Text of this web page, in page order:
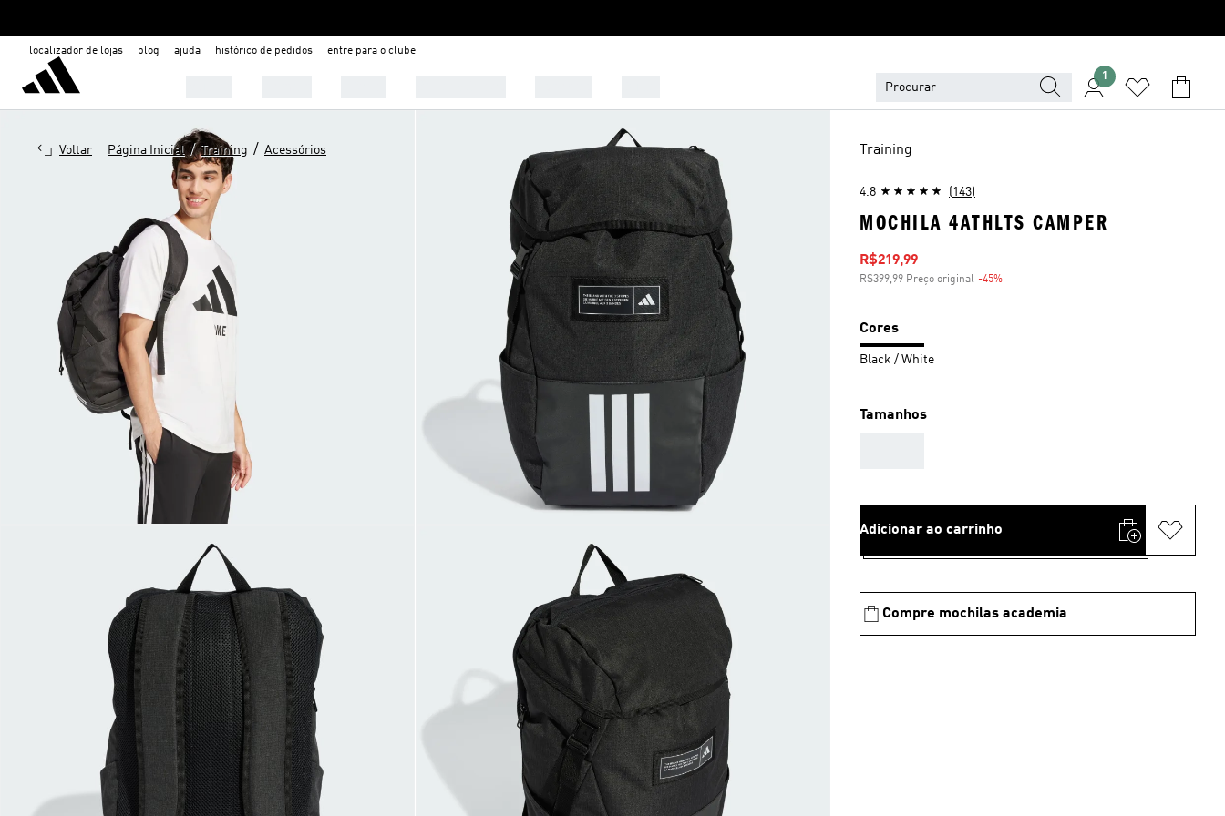
localizador de lojas blog ajuda histórico de pedidos entre para o clube
1
Voltar Página Inicial / Training / Acessórios Training
4.8 (143)
MOCHILA 4ATHLTS CAMPER
Preço com desconto
R$219,99
R$399,99 Preço original -45%
Cores
Black / White
Tamanhos
Adicionar ao carrinho
Compre mochilas academia